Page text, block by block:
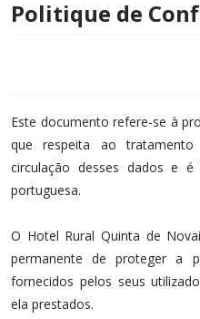
Politique de
Este documento refere-se à
que respeita ao
circulação desses dados e
portuguesa.
O Hotel Rural Quinta de
permanente de proteger a
fornecidos pelos seus
ela prestados.